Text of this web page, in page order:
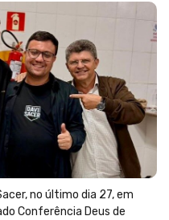
no último dia 27, em
Conferência Deus de